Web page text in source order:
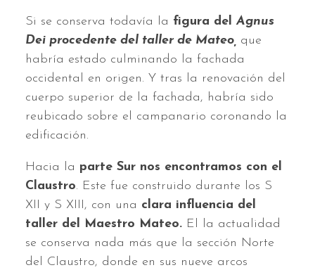
Si se conserva todavía la figura del Agnus
Dei procedente del taller de Mateo, que
habría estado culminando la fachada
occidental en origen. Y tras la renovación del
cuerpo superior de la fachada, habría sido
reubicado sobre el campanario coronando la
edificación.
Hacia la parte Sur nos encontramos con el
Claustro. Este fue construido durante los S
XII y S XIII, con una clara influencia del
taller del Maestro Mateo. El la actualidad
se conserva nada más que la sección Norte
del Claustro, donde en sus nueve arcos